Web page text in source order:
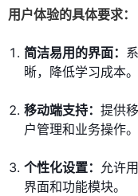
用户体验的具体要求：
简洁易用的界面：
晰，降低学习成本。
移动端支持： 提供
户管理和业务操作。
个性化设置： 允许
界面和功能模块。